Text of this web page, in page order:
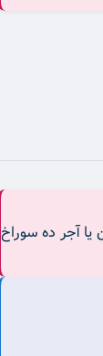
لفتون یا آجر ده سوراخ